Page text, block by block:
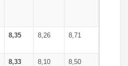
8,35 8,26 8,71
8,33 8,10 8,50